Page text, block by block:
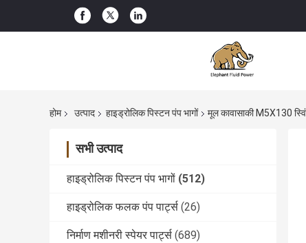
होम उत्पाद हाइड्रोलिक पिस्टन पंप भागों मूल कावासाकी M5X130
सभी उत्पाद
हाइड्रोलिक पिस्टन पंप भागों (512)
हाइड्रोलिक फलक पंप पार्ट्स (26)
निर्माण मशीनरी स्पेयर पार्ट्स (689)